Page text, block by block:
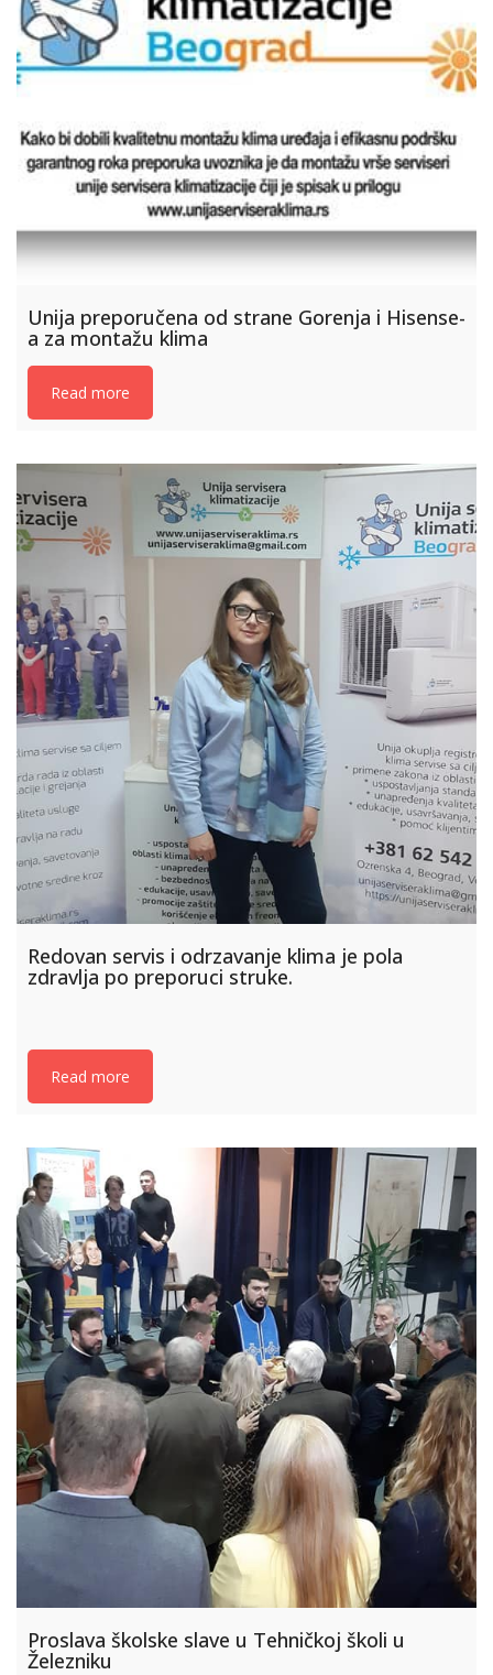
Unija preporučena od strane Gorenja i Hisense-
a za montažu klima
Read more
Redovan servis i odrzavanje klima je pola
zdravlja po preporuci struke.
Read more
Proslava školske slave u Tehničkoj školi u
Železniku